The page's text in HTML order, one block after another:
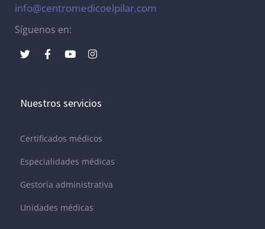
info@centromedicoelpilar.com
Síguenos en:
Nuestros servicios
Certificados médicos
Especialidades médicas
Gestoría administrativa
Unidades médicas